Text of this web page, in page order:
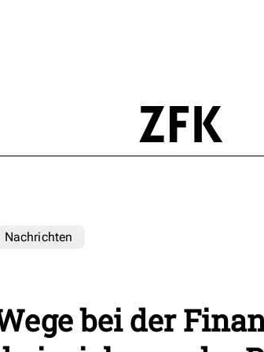
Nachrichten
bei der